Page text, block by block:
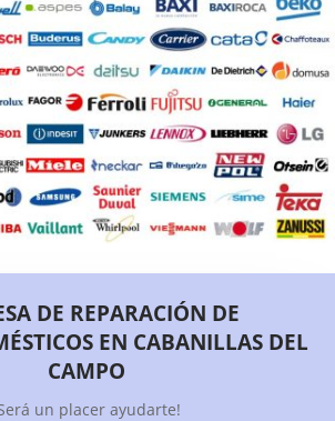
DE REPARACIÓN DE
EN CABANILLAS DEL
CAMPO
un placer ayudarte!